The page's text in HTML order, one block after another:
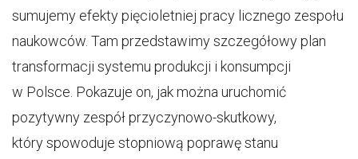
sumujemy efekty pięcioletniej pracy licznego zespołu
naukowców. Tam przedstawimy szczegółowy plan
transformacji systemu produkcji i konsumpcji
w Polsce. Pokazuje on, jak można uruchomić
pozytywny zespół przyczynowo-skutkowy,
który spowoduje stopniową poprawę stanu